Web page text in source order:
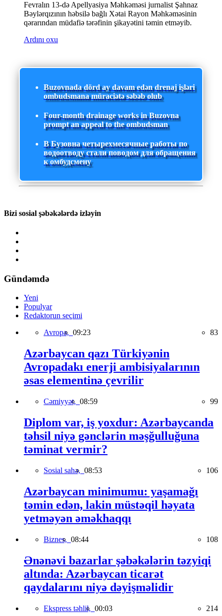
Fevralın 13-də Apellyasiya Məhkəməsi jurnalist Şahnaz
Bəylərqızının həbsilə bağlı Xətai Rayon Məhkəməsinin
qərarından müdafiə tərəfinin şikayətini təmin etməyib.
Ardını oxu
Buzovnada dörd ay davam edən drenaj işləri
ombudsmana müraciətə səbəb olub
Four-month drainage works in Buzovna
prompt an appeal to the ombudsman
В Бузовна четырехмесячные работы по
водоотводу стали поводом для обращения
к омбудсмену
Bizi sosial şəbəkələrdə izləyin
Gündəmdə
Yeni
Populyar
Redaktorun seçimi
Avropa, 09:23 83
Azərbaycan qazı Türkiyənin
Avropadakı enerji ambisiyalarının
əsas elementinə çevrilir
Cəmiyyət, 08:59 99
Diplom var, iş yoxdur: Azərbaycanda
təhsil niyə gənclərin məşğulluğuna
təminat vermir?
Sosial sahə, 08:53 106
Azərbaycan minimumu: yaşamağı
təmin edən, lakin müstəqil həyata
yetməyən əməkhaqqı
Biznes, 08:44 108
Ənənəvi bazarlar şəbəkələrin təzyiqi
altında: Azərbaycan ticarət
qaydalarını niyə dəyişməlidir
Ekspress təhlil, 00:03 214